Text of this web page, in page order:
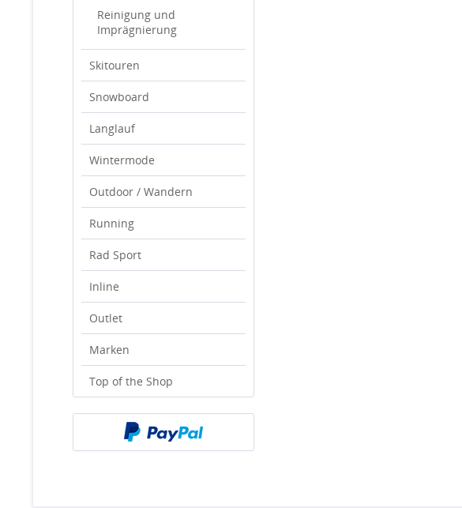
Reinigung und
Imprägnierung
Skitouren
Snowboard
Langlauf
Wintermode
Outdoor / Wandern
Running
Rad Sport
Inline
Outlet
Marken
Top of the Shop